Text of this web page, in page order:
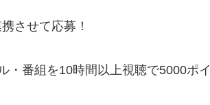
させて応募！
・番組を10時間以上視聴で5000ポイ